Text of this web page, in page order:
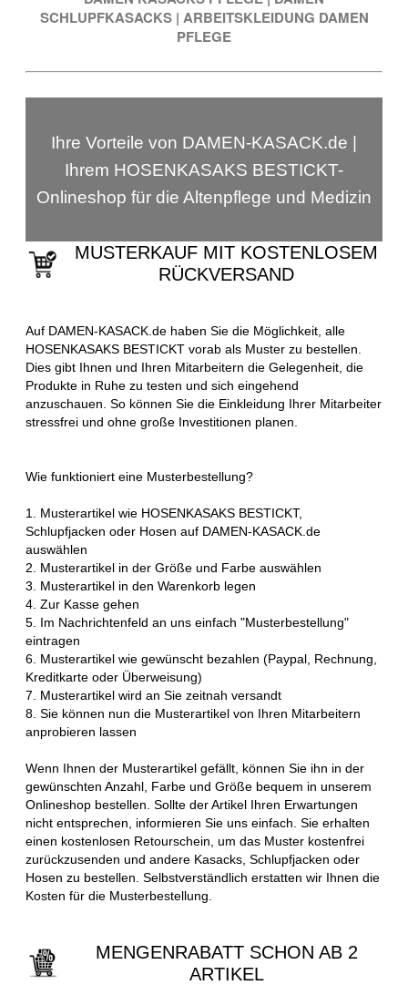
SCHLUPFKASACKS | ARBEITSKLEIDUNG DAMEN
PFLEGE
Ihre Vorteile von DAMEN-KASACK.de |
Ihrem HOSENKASAKS BESTICKT-
Onlineshop für die Altenpflege und Medizin
MUSTERKAUF MIT KOSTENLOSEM
RÜCKVERSAND
Auf DAMEN-KASACK.de haben Sie die Möglichkeit, alle
HOSENKASAKS BESTICKT vorab als Muster zu bestellen.
Dies gibt Ihnen und Ihren Mitarbeitern die Gelegenheit, die
Produkte in Ruhe zu testen und sich eingehend
anzuschauen. So können Sie die Einkleidung Ihrer Mitarbeiter
stressfrei und ohne große Investitionen planen.
Wie funktioniert eine Musterbestellung?
1. Musterartikel wie HOSENKASAKS BESTICKT,
Schlupfjacken oder Hosen auf DAMEN-KASACK.de
auswählen
2. Musterartikel in der Größe und Farbe auswählen
3. Musterartikel in den Warenkorb legen
4. Zur Kasse gehen
5. Im Nachrichtenfeld an uns einfach "Musterbestellung"
eintragen
6. Musterartikel wie gewünscht bezahlen (Paypal, Rechnung,
Kreditkarte oder Überweisung)
7. Musterartikel wird an Sie zeitnah versandt
8. Sie können nun die Musterartikel von Ihren Mitarbeitern
anprobieren lassen
Wenn Ihnen der Musterartikel gefällt, können Sie ihn in der
gewünschten Anzahl, Farbe und Größe bequem in unserem
Onlineshop bestellen. Sollte der Artikel Ihren Erwartungen
nicht entsprechen, informieren Sie uns einfach. Sie erhalten
einen kostenlosen Retourschein, um das Muster kostenfrei
zurückzusenden und andere Kasacks, Schlupfjacken oder
Hosen zu bestellen. Selbstverständlich erstatten wir Ihnen die
Kosten für die Musterbestellung.
MENGENRABATT SCHON AB 2
ARTIKEL